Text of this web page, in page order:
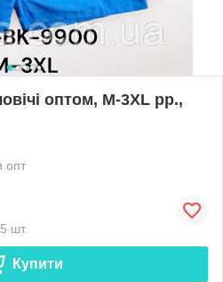
оптом, M-3XL рр.,
опт
шт.
Купити